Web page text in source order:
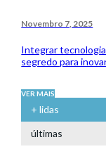
Novembro 7, 2025
Integrar
segredo para
VER MAIS
+ lidas
últimas